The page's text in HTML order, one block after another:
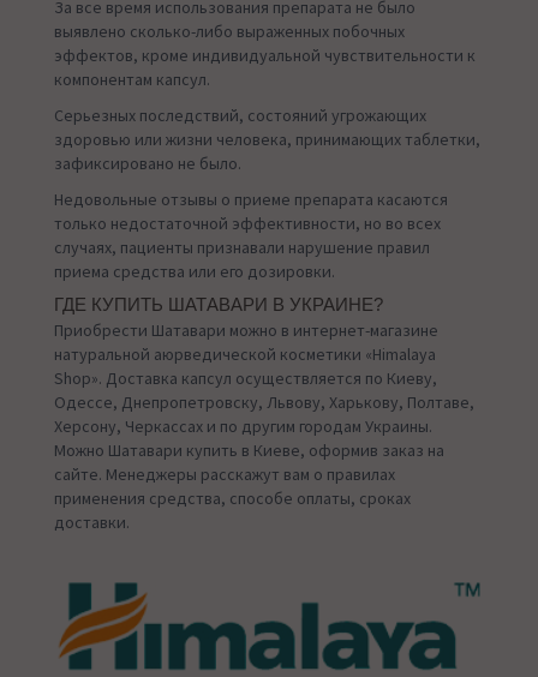
За все время использования препарата не было
выявлено сколько-либо выраженных побочных
эффектов, кроме индивидуальной чувствительности к
компонентам капсул.
Серьезных последствий, состояний угрожающих
здоровью или жизни человека, принимающих таблетки,
зафиксировано не было.
Недовольные отзывы о приеме препарата касаются
только недостаточной эффективности, но во всех
случаях, пациенты признавали нарушение правил
приема средства или его дозировки.
ГДЕ КУПИТЬ ШАТАВАРИ В УКРАИНЕ?
Приобрести Шатавари можно в интернет-магазине
натуральной аюрведической косметики «Himalaya
Shop». Доставка капсул осуществляется по Киеву,
Одессе, Днепропетровску, Львову, Харькову, Полтаве,
Херсону, Черкассах и по другим городам Украины.
Можно Шатавари купить в Киеве, оформив заказ на
сайте. Менеджеры расскажут вам о правилах
применения средства, способе оплаты, сроках
доставки.